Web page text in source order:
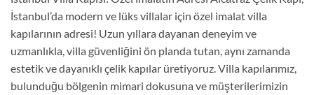
İstanbul’da modern ve lüks villalar için özel imalat villa
kapılarının adresi! Uzun yıllara dayanan deneyim ve
uzmanlıkla, villa güvenliğini ön planda tutan, aynı zamanda
estetik ve dayanıklı çelik kapılar üretiyoruz. Villa kapılarımız,
bulunduğu bölgenin mimari dokusuna ve müşterilerimizin